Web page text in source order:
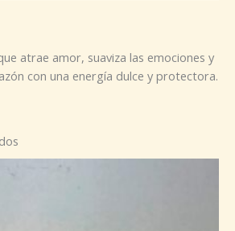
atrae amor, suaviza las emociones y
con una energía dulce y protectora.